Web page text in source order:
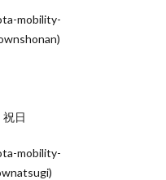
mobility-
日
mobility-